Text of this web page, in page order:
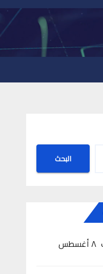
البحث
أخبار البلد – السبت ٨ أغسطس